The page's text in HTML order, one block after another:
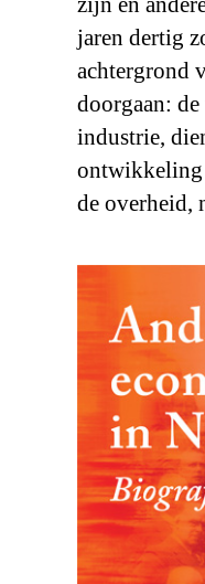
jaren dertig
achtergrond
doorgaan:
industrie,
ontwikkeling
de overheid,